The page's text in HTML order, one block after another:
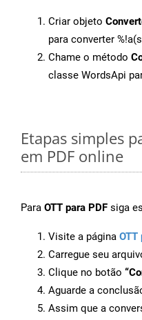
Criar objeto
para converter
Chame o método
classe WordsApi
Etapas simples
em PDF online
Para OTT para PDF siga
Visite a página OTT
Carregue seu
Clique no botão
Aguarde a
Assim que a